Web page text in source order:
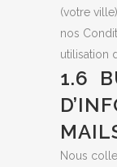
(votre
nos
utilisation
1.6
Nous